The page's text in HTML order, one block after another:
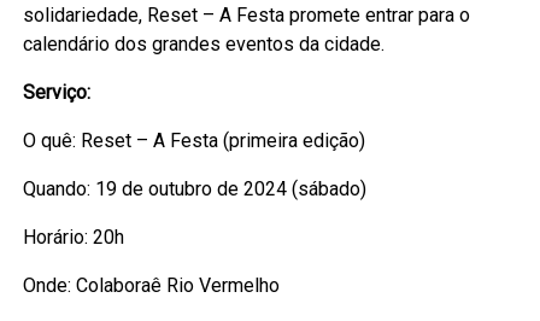
solidariedade, Reset – A Festa promete entrar para o
calendário dos grandes eventos da cidade.
Serviço:
O quê: Reset – A Festa (primeira edição)
Quando: 19 de outubro de 2024 (sábado)
Horário: 20h
Onde: Colaboraê Rio Vermelho